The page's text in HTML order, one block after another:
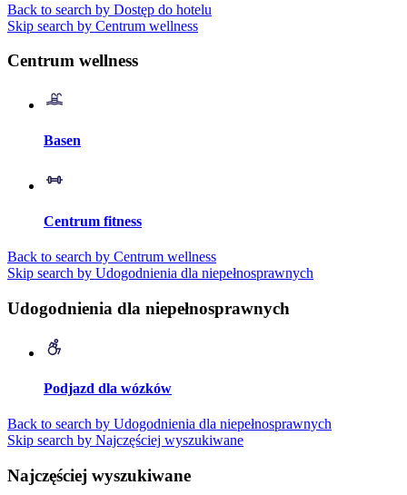
Back to search by Dostęp do hotelu
Skip search by Centrum wellness
Centrum wellness
Basen
Centrum fitness
Back to search by Centrum wellness
Skip search by Udogodnienia dla niepełnosprawnych
Udogodnienia dla niepełnosprawnych
Podjazd dla wózków
Back to search by Udogodnienia dla niepełnosprawnych
Skip search by Najczęściej wyszukiwane
Najczęściej wyszukiwane